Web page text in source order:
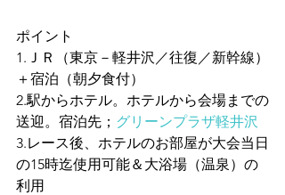
ポイント
1.ＪＲ（東京－軽井沢／往復／新幹線）
＋宿泊（朝夕食付）
2.駅からホテル。ホテルから会場までの
送迎。宿泊先； グリーンプラザ軽井沢
3.レース後、ホテルのお部屋が大会当日
の15時迄使用可能＆大浴場（温泉）の
利用